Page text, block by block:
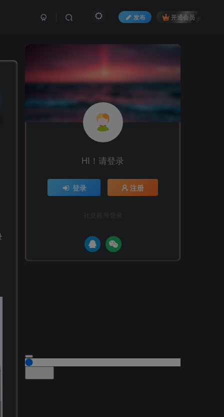
发布 开通会员
HI！请登录
登录 注册
社交账号登录